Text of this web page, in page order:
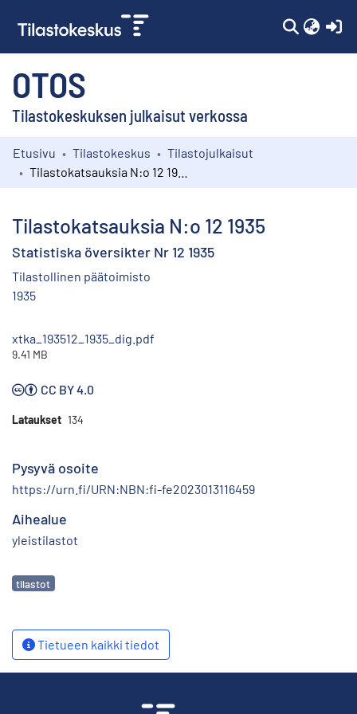
OTOS
Tilastokeskuksen julkaisut verkossa
Kokoelmat
Etusivu Tilastokeskus
Tilastojulkaisut
Tilastokatsauksia N:o 12 1935
Statistiska översikter Nr 12 1935
Tilastollinen päätoimisto
1935
xtka_193512_1935_dig.pdf
9.41 MB
CC BY 4.0
Lataukset 134
Pysyvä osoite
https://urn.fi/URN:NBN:fi-fe2023013116459
Aihealue
yleistilastot
Avainsanat
tilastot
Tietueen kaikki tiedot